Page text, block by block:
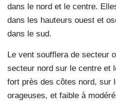
dans le nord et le centre.
dans les hauteurs ouest et
dans le sud.
Le vent soufflera de secteur
secteur nord sur le centre et
fort près des côtes nord, sur
orageuses, et faible à